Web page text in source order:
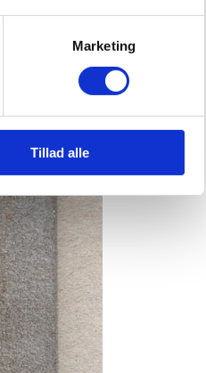
Marketing
Tillad alle